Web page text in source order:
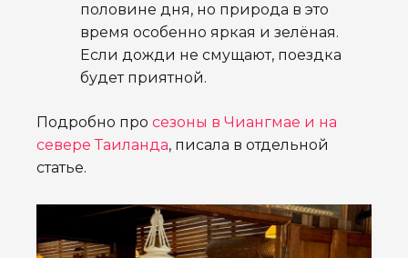
половине дня, но природа в это
время особенно яркая и зелёная.
Если дожди не смущают, поездка
будет приятной.
Подробно про сезоны в Чиангмае и на
севере Таиланда, писала в отдельной
статье.